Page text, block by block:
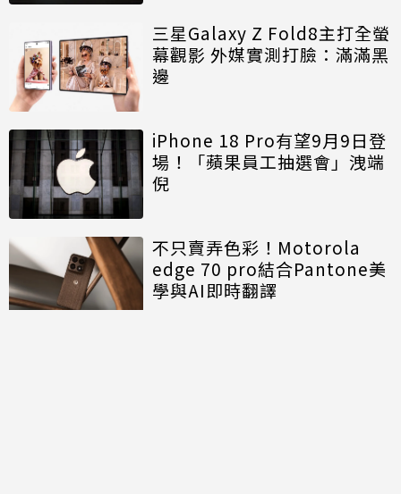
三星Galaxy Z Fold8主打全螢
幕觀影 外媒實測打臉：滿滿黑
邊
iPhone 18 Pro有望9月9日登
場！「蘋果員工抽選會」洩端
倪
不只賣弄色彩！Motorola
edge 70 pro結合Pantone美
學與AI即時翻譯